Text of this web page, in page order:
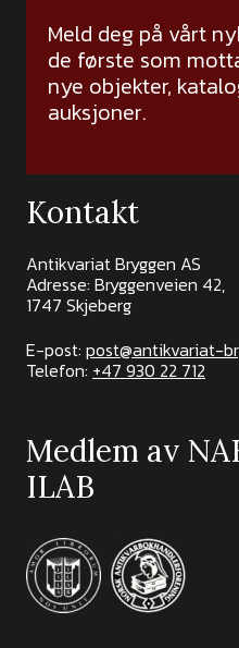
Meld deg på vårt
de første som
nye objekter,
auksjoner.
Kontakt
Antikvariat Bryggen AS
Adresse: Bryggenveien 42,
1747 Skjeberg
E-post: post@antikvariat-
Telefon: +47 930 22 712
Medlem av
ILAB